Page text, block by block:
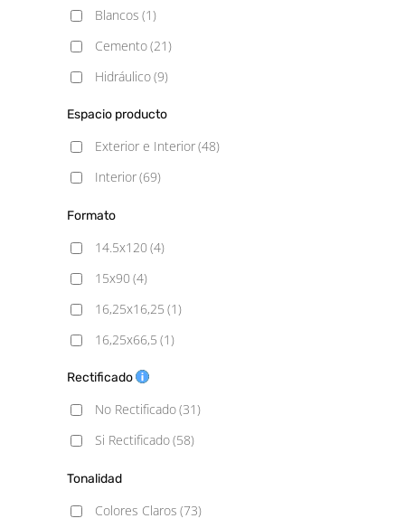
Blancos (1)
Cemento(21)
Hidráulico(9)
Madera(10)
Mármol
Metálico (1)
Espacio producto
Exterior e Interior(48)
Interior(69)
Formato
14.5x120 (4)
15x90 (4)
16,25x16,25 (1)
16,25x66,5 (1)
19.5x121.5
20X20
(1)
20x120 (1)
Rectificado
No Rectificado(31)
Si Rectificado(58)
Tonalidad
Colores Claros (73)